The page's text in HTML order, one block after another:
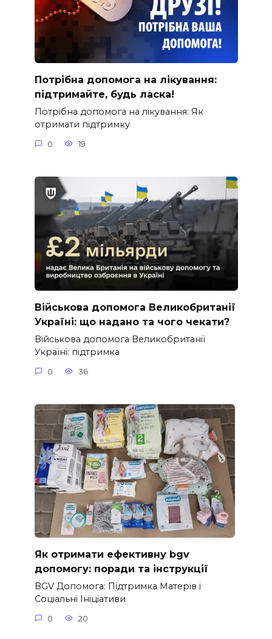
Потрібна допомога на лікування:
підтримайте, будь ласка!
Потрібна допомога на лікування: Як
отримати підтримку
0 19
Військова допомога Великобританії
Україні: що надано та чого чекати?
Військова допомога Великобританії
Україні: підтримка
0 36
Як отримати ефективну bgv
допомогу: поради та інструкції
BGV Допомога: Підтримка Матерів і
Соціальні Ініціативи
0 20